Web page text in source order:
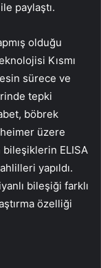
paylaştı.
olduğu
Kısmı
sürece ve
tepki
böbrek
üzere
bileşiklerin ELISA
yapıldı.
bileşiği farklı
özelliği